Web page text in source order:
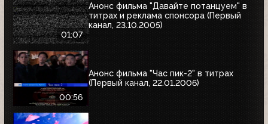
01:07
Анонс фильма "Давайте потанцуем" в
титрах и реклама спонсора (Первый
канал, 23.10.2005)
00:56
Анонс фильма "Час пик-2" в титрах
(Первый канал, 22.01.2006)